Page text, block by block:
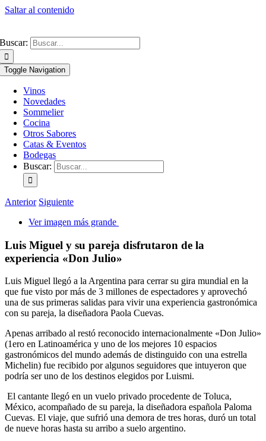
Saltar al contenido
Buscar:
Toggle Navigation
Vinos
Novedades
Sommelier
Cocina
Otros Sabores
Catas & Eventos
Bodegas
Buscar:
Anterior Siguiente
Ver imagen más grande
Luis Miguel y su pareja disfrutaron de la
experiencia «Don Julio»
Luis Miguel llegó a la Argentina para cerrar su gira mundial en la
que fue visto por más de 3 millones de espectadores y aprovechó
una de sus primeras salidas para vivir una experiencia gastronómica
con su pareja, la diseñadora Paola Cuevas.
Apenas arribado al restó reconocido internacionalmente «Don Julio»
(1ero en Latinoamérica y uno de los mejores 10 espacios
gastronómicos del mundo además de distinguido con una estrella
Michelin) fue recibido por algunos seguidores que intuyeron que
podría ser uno de los destinos elegidos por Luismi.
El cantante llegó en un vuelo privado procedente de Toluca,
México, acompañado de su pareja, la diseñadora española Paloma
Cuevas. El viaje, que sufrió una demora de tres horas, duró un total
de nueve horas hasta su arribo a suelo argentino.